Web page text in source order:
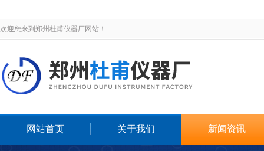
欢迎您来到郑州杜甫仪器厂网站！
网站首页 关于我们 新闻资讯